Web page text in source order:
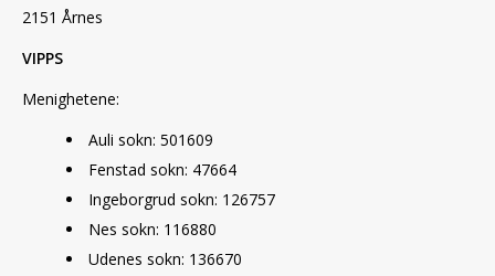
2151 Årnes
VIPPS
Menighetene:
Auli sokn: 501609
Fenstad sokn: 47664
Ingeborgrud sokn: 126757
Nes sokn: 116880
Udenes sokn: 136670